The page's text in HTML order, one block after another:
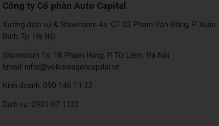
Công ty Cổ phần Auto Capital
Xưởng dịch vụ & Showroom 4s: CT 03 Phạm Văn Đồng, P. Xuân
Đỉnh, Tp. Hà Nội
Showroom 1s: 18 Phạm Hùng, P. Từ Liêm, Hà Nội
Email: infor@volkswagencapital.vn
Kinh doanh: 090 146 11 22
Dịch vụ: 0901 07 1122